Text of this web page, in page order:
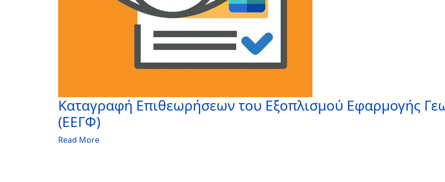
Καταγραφή Επιθεωρήσεων του Εξοπλισμού Εφαρμογής
(ΕΕΓΦ)
Read More